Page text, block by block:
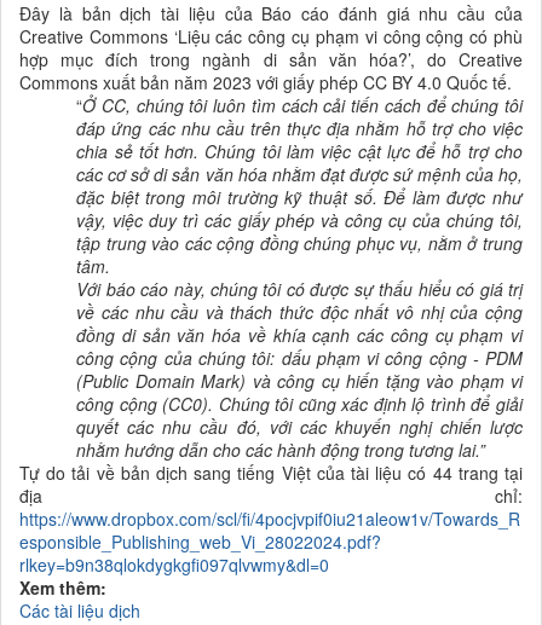
Đây là bản dịch tài liệu của Báo cáo đánh giá nhu cầu của
Creative Commons ‘Liệu các công cụ phạm vi công cộng có phù
hợp mục đích trong ngành di sản văn hóa?’, do Creative
Commons xuất bản năm 2023 với giấy phép CC BY 4.0 Quốc tế.
“Ở CC, chúng tôi luôn tìm cách cải tiến cách để chúng tôi
đáp ứng các nhu cầu trên thực địa nhằm hỗ trợ cho việc
chia sẻ tốt hơn. Chúng tôi làm việc cật lực để hỗ trợ cho
các cơ sở di sản văn hóa nhằm đạt được sứ mệnh của họ,
đặc biệt trong môi trường kỹ thuật số. Để làm được như
vậy, việc duy trì các giấy phép và công cụ của chúng tôi,
tập trung vào các cộng đồng chúng phục vụ, nằm ở trung
tâm.
Với báo cáo này, chúng tôi có được sự thấu hiểu có giá trị
về các nhu cầu và thách thức độc nhất vô nhị của cộng
đồng di sản văn hóa về khía cạnh các công cụ phạm vi
công cộng của chúng tôi: dấu phạm vi công cộng - PDM
(Public Domain Mark) và công cụ hiến tặng vào phạm vi
công cộng (CC0). Chúng tôi cũng xác định lộ trình để giải
quyết các nhu cầu đó, với các khuyến nghị chiến lược
nhằm hướng dẫn cho các hành động trong tương lai.”
Tự do tải về bản dịch sang tiếng Việt của tài liệu có 44 trang tại
địa chỉ:
https://www.dropbox.com/scl/fi/4pocjvpif0iu21aleow1v/Towards_R
esponsible_Publishing_web_Vi_28022024.pdf?
rlkey=b9n38qlokdygkgfi097qlvwmy&dl=0
Xem thêm:
Các tài liệu dịch